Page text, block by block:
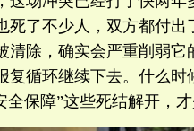
死了不少人，双方都付
清除，确实会严重削弱
复循环继续下去。什么
全保障”这些死结解开，